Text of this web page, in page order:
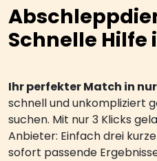
Schnelle Hilfe
Ihr perfekter Match in
schnell und unkompliziert
suchen. Mit nur 3 Klicks
Anbieter: Einfach drei
sofort passende